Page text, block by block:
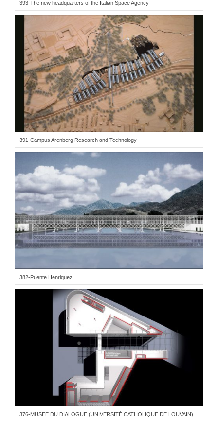
393-The new headquarters of the Italian Space Agency
391-Campus Arenberg Research and Technology
382-Puente Henriquez
376-MUSEE DU DIALOGUE (UNIVERSITÉ CATHOLIQUE DE LOUVAIN)